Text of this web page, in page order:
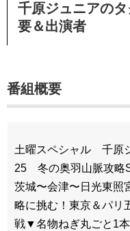
千原ジュニアの
要＆出演者
番組概要
土曜スペシャル 千原
25 冬の奥羽山脈攻略
茨城〜会津〜日光東照
略に挑む！東京＆パリ
戦▼名物ねぎ丸ごと1